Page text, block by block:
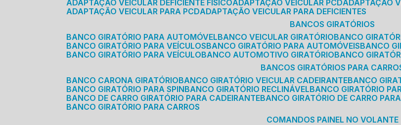
ADAPTAÇÃO VEICULAR DEFICIENTE FÍSICO
ADAPTAÇÃO VEICULAR PCD
ADAPTAÇÃO
ADAPTAÇÃO VEICULAR PARA PCD
ADAPTAÇÃO VEICULAR PARA DEFICIENTES
BANCOS GIRATÓRIOS
BANCO GIRATÓRIO PARA AUTOMÓVEL
BANCO VEICULAR GIRATÓRIO BANCO
BANCO GIRATÓRIO PARA VEÍCULOS
BANCO GIRATÓRIO PARA AUTOMÓVEIS
BANCO
BANCO GIRATÓRIO PARA VEÍCULO
BANCO AUTOMOTIVO GIRATÓRIO BANCO
BANCOS GIRATÓRIOS PARA
BANCO CARONA GIRATÓRIO
BANCO GIRATÓRIO VEICULAR CADEIRANTE BANCO
BANCO GIRATÓRIO PARA SPIN
BANCO GIRATÓRIO RECLINÁVEL BANCO GIRATÓRIO
BANCO DE CARRO GIRATÓRIO PARA CADEIRANTE BANCO GIRATÓRIO DE CARRO
BANCO GIRATÓRIO PARA CARROS
COMANDOS PAINEL NO VOLANTE